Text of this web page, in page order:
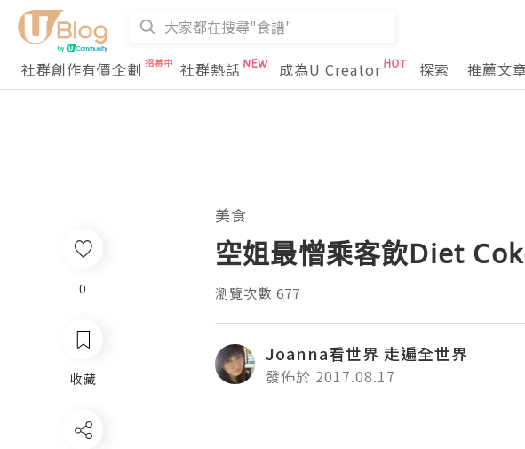
社群創作有價企劃 社群熱話 成為U Creator 探索 推薦文
美食
空姐最憎乘客飲Diet
瀏覽次數:677
Joanna看世界 走遍全世界
發佈於 2017.08.17
0
收藏